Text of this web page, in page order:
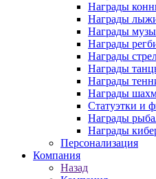
Награды
Награды
Награды
Награды
Награды
Награды
Награды
Награды
Статуэтки и
Награды
Награды
Персонализация
Компания
Назад